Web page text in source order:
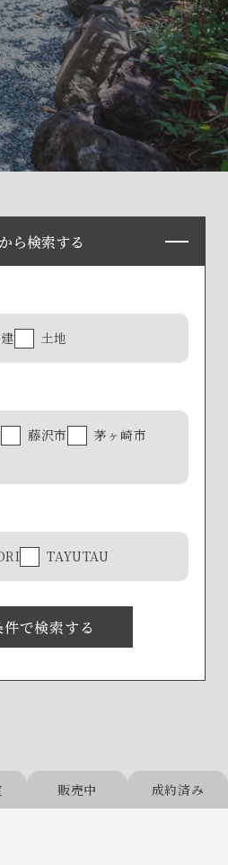
ら検索する
土地
藤沢市
茅ヶ崎市
TAYUTAU
件で検索する
販売中 成約済み
についての
ら
ちら
©SET inc.